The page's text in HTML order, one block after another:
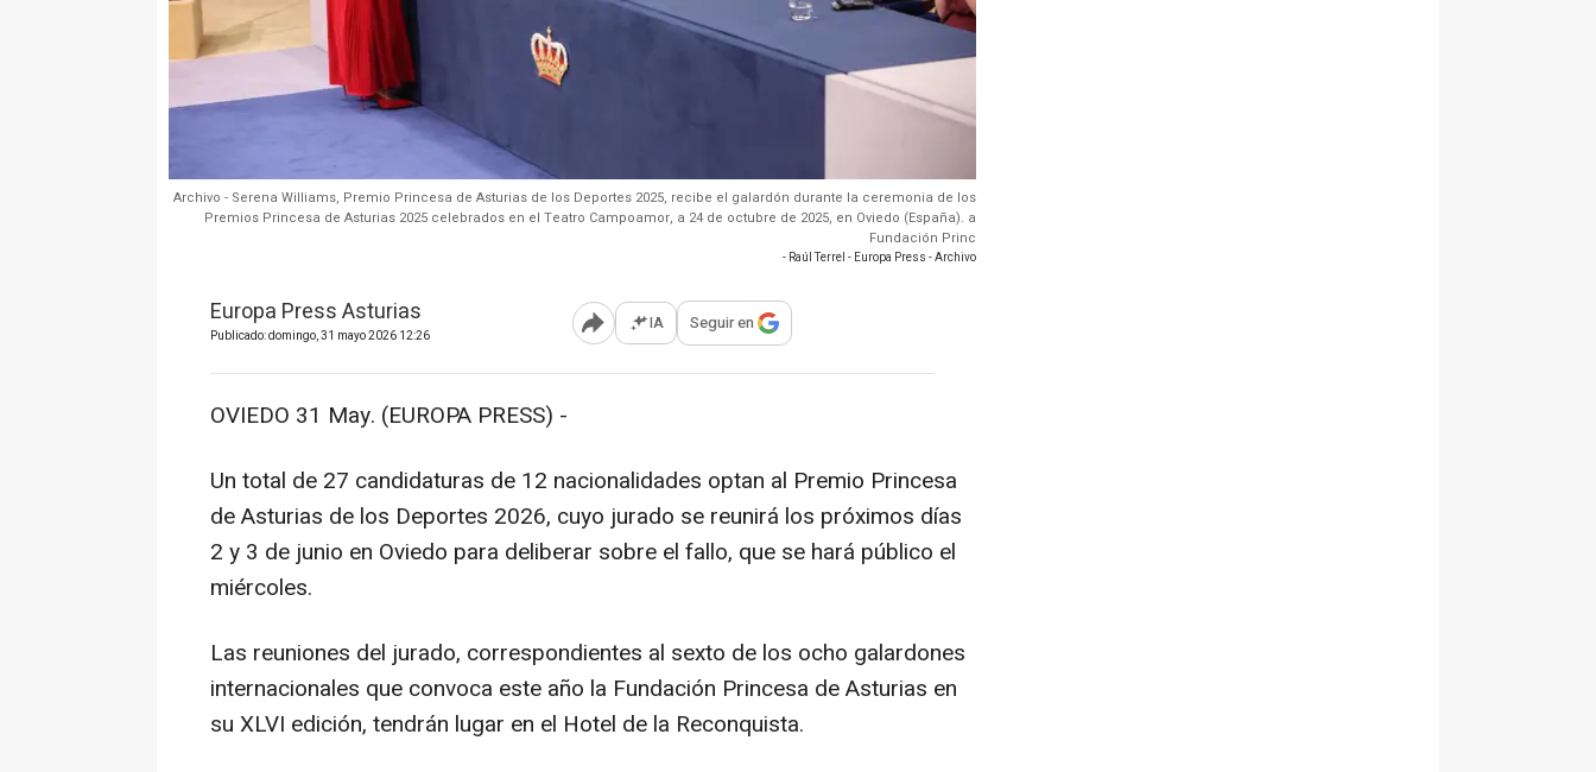
Archivo - Serena Williams, Premio Princesa de Asturias de los Deportes 2025, recibe el galardón durante la ceremonia de los
Premios Princesa de Asturias 2025 celebrados en el Teatro Campoamor, a 24 de octubre de 2025, en Oviedo (España). a
Fundación Princ
- Raúl Terrel - Europa Press - Archivo
Europa Press Asturias
Publicado: domingo, 31 mayo 2026 12:26 Abrir opciones para compartir
IA Seguir en
OVIEDO 31 May. (EUROPA PRESS) -
Un total de 27 candidaturas de 12 nacionalidades optan al Premio Princesa
de Asturias de los Deportes 2026, cuyo jurado se reunirá los próximos días
2 y 3 de junio en Oviedo para deliberar sobre el fallo, que se hará público el
miércoles.
Las reuniones del jurado, correspondientes al sexto de los ocho galardones
internacionales que convoca este año la Fundación Princesa de Asturias en
su XLVI edición, tendrán lugar en el Hotel de la Reconquista.